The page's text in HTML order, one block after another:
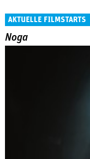
AKTUELLE FILMSTARTS
Noga